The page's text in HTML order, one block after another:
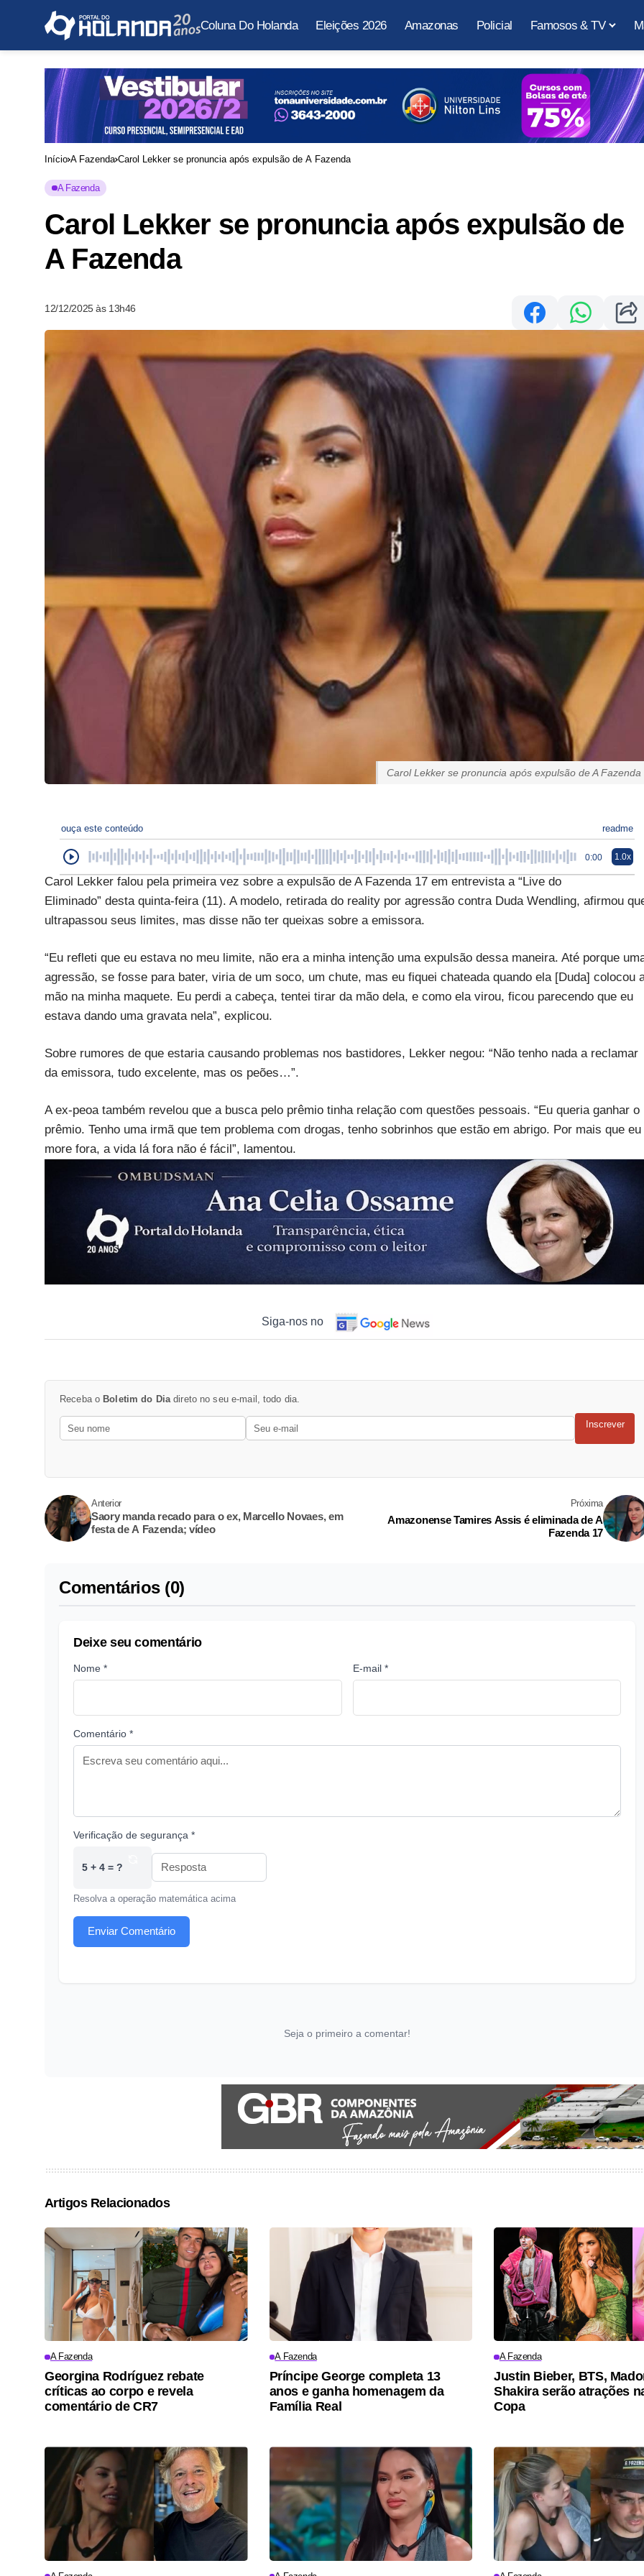
Coluna Do Holanda Eleições 2026 Amazonas Policial Famosos & TV
Início A Fazenda Carol Lekker se pronuncia após expulsão de A Fazenda
A Fazenda
Carol Lekker se pronuncia após expulsão de
A Fazenda
12/12/2025 às 13h46
Carol Lekker se pronuncia após expulsão de A Fazenda
ouça este conteúdo readme
0:00 1.0x
Carol Lekker falou pela primeira vez sobre a expulsão de A Fazenda 17 em entrevista a “Live do
Eliminado” desta quinta-feira (11). A modelo, retirada do reality por agressão contra Duda Wendling, afirmou
ultrapassou seus limites, mas disse não ter queixas sobre a emissora.
“Eu refleti que eu estava no meu limite, não era a minha intenção uma expulsão dessa maneira. Até porque
agressão, se fosse para bater, viria de um soco, um chute, mas eu fiquei chateada quando ela [Duda] colocou
mão na minha maquete. Eu perdi a cabeça, tentei tirar da mão dela, e como ela virou, ficou parecendo que eu
estava dando uma gravata nela”, explicou.
Sobre rumores de que estaria causando problemas nos bastidores, Lekker negou: “Não tenho nada a reclamar
da emissora, tudo excelente, mas os peões…”.
A ex-peoa também revelou que a busca pelo prêmio tinha relação com questões pessoais. “Eu queria ganhar o
prêmio. Tenho uma irmã que tem problema com drogas, tenho sobrinhos que estão em abrigo. Por mais que eu
more fora, a vida lá fora não é fácil”, lamentou.
Siga-nos no
Receba o Boletim do Dia direto no seu e-mail, todo dia.
Inscrever
Anterior
Saory manda recado para o ex, Marcello Novaes, em
festa de A Fazenda; vídeo
Próxima
Amazonense Tamires Assis é eliminada de A
Fazenda 17
Comentários (0)
Deixe seu comentário
Nome * E-mail *
Comentário *
Verificação de segurança *
5 + 4 = ?
Resolva a operação matemática acima
Enviar Comentário
Seja o primeiro a comentar!
Artigos Relacionados
A Fazenda
Georgina Rodríguez rebate
críticas ao corpo e revela
comentário de CR7
A Fazenda
Príncipe George completa 13
anos e ganha homenagem da
Família Real
A Fazenda
Justin Bieber, BTS,
Shakira serão atrações
Copa